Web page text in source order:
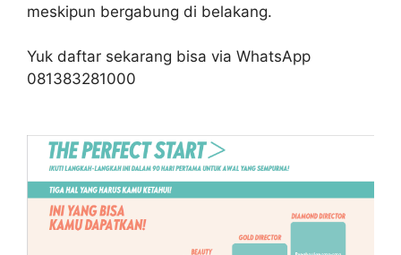
meskipun bergabung di belakang.
Yuk daftar sekarang bisa via WhatsApp
081383281000